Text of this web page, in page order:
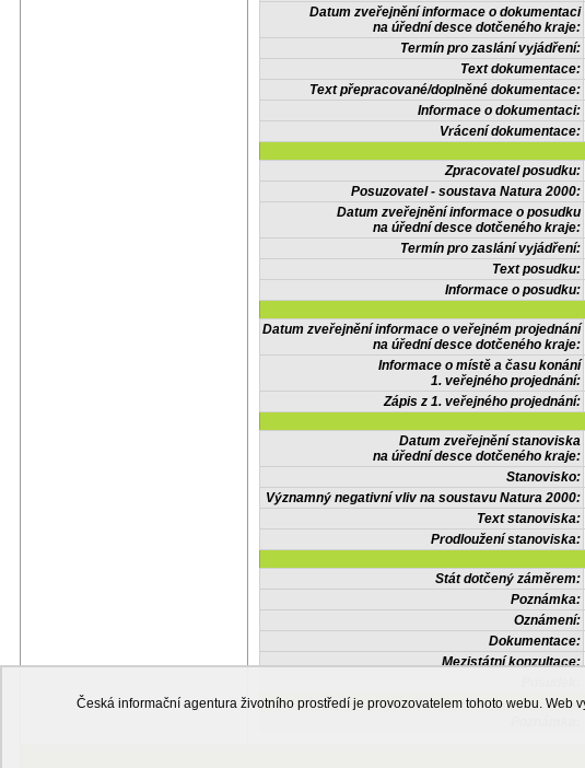
Datum zveřejnění informace o dokumentaci
na úřední desce dotčeného kraje:
Termín pro zaslání vyjádření:
Text dokumentace:
Text přepracované/doplněné dokumentace:
Informace o dokumentaci:
Vrácení dokumentace:
Zpracovatel posudku:
Posuzovatel - soustava Natura 2000:
Datum zveřejnění informace o posudku
na úřední desce dotčeného kraje:
Termín pro zaslání vyjádření:
Text posudku:
Informace o posudku:
Datum zveřejnění informace o veřejném projednání
na úřední desce dotčeného kraje:
Informace o místě a času konání
1. veřejného projednání:
Zápis z 1. veřejného projednání:
Datum zveřejnění stanoviska
na úřední desce dotčeného kraje:
Stanovisko:
Významný negativní vliv na soustavu Natura 2000:
Text stanoviska:
Prodloužení stanoviska:
Stát dotčený záměrem:
Poznámka:
Oznámení:
Dokumentace:
Mezistátní konzultace:
Česká informační agentura životního prostředí je provozovatelem tohoto webu.